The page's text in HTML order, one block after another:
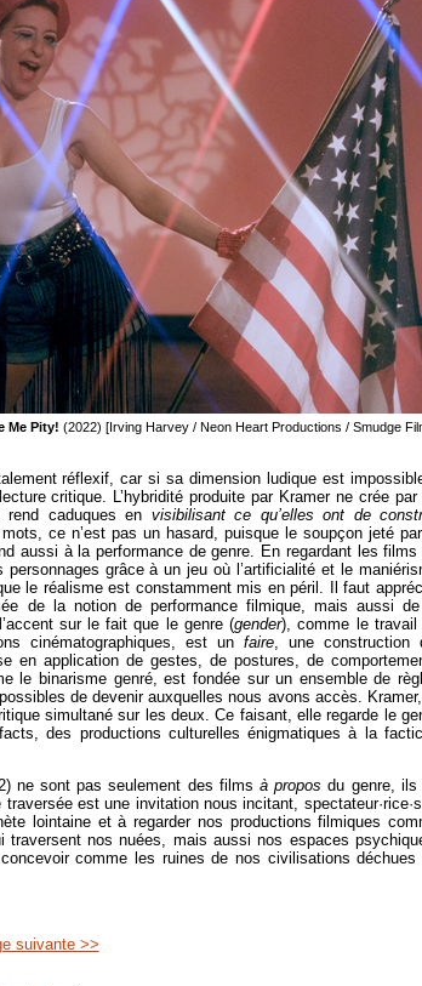
Me Pity! (2022) [Irving Harvey / Neon Heart Productions / Smudge
réflexif, car si sa dimension ludique est
critique. L’hybridité produite par Kramer ne crée par
rend caduques en visibilisant ce qu’elles ont de
ce n’est pas un hasard, puisque le soupçon jeté
aussi à la performance de genre. En regardant les films
personnages grâce à un jeu où l’artificialité et le
le réalisme est constamment mis en péril. Il faut
de la notion de performance filmique, mais aussi
sur le fait que le genre (gender), comme le travail
cinématographiques, est un faire, une construction
en application de gestes, de postures, de
le binarisme genré, est fondée sur un ensemble de
de devenir auxquelles nous avons accès.
simultané sur les deux. Ce faisant, elle regarde le
des productions culturelles énigmatiques à la
ne sont pas seulement des filmsà proposdu genre, ils
traversée est une invitation nous incitant,
lointaine et à regarder nos productions filmiques
nos nuées, mais aussi nos espaces
comme les ruines de nos civilisations déchues
suivante >>